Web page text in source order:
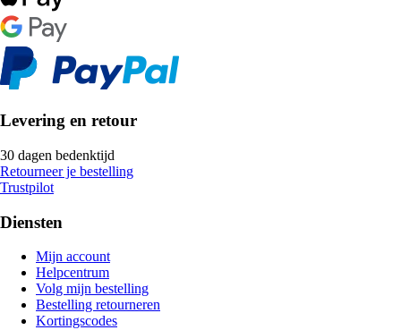
Levering en retour
30 dagen bedenktijd
Retourneer je bestelling
Trustpilot
Diensten
Mijn account
Helpcentrum
Volg mijn bestelling
Bestelling retourneren
Kortingscodes